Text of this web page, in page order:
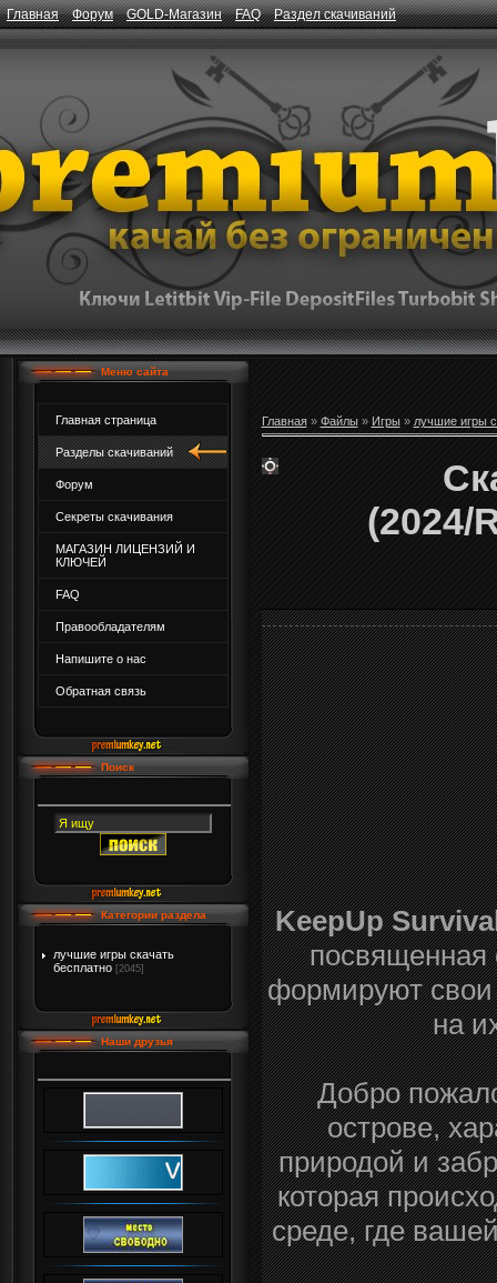
Главная Форум GOLD-Магазин FAQ Раздел скачиваний
Меню сайта
Главная страница
Разделы скачиваний
Форум
Секреты скачивания
МАГАЗИН ЛИЦЕНЗИЙ И
КЛЮЧЕЙ
FAQ
Правообладателям
Напишите о нас
Обратная связь
Поиск
Категории раздела
лучшие игры скачать
бесплатно [2045]
Наши друзья
Главная» Файлы» Игры» лучшие игры
(2024/
KeepUp
посвященная
формируют свои
на
Добро
острове,
природой и
которая
среде, где